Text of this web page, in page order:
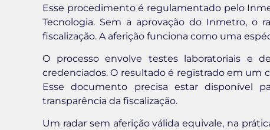
Esse procedimento é regulamentado pelo
Tecnologia. Sem a aprovação do Inmetro, o
fiscalização. A aferição funciona como uma
O processo envolve testes laboratoriais e
credenciados. O resultado é registrado em um
Esse documento precisa estar disponível
transparência da fiscalização.
Um radar sem aferição válida equivale, na